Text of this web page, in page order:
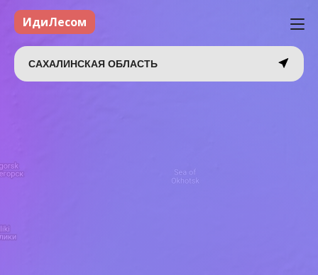
ИдиЛесом
САХАЛИНСКАЯ ОБЛАСТЬ